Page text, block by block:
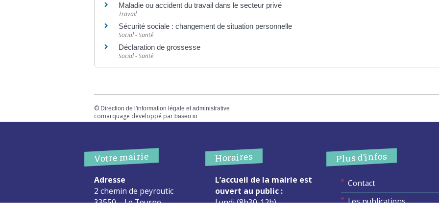
Maladie ou accident du travail dans le secteur privé
Travail
Sécurité sociale : changement de situation personnelle
Social - Santé
Déclaration de grossesse
Social - Santé
© Direction de l'information légale et administrative
comarquage developpé par baseo.io
Votre mairie
Adresse
2 chemin de peyroutic
33550 – Le Tourne
Horaires
L’accueil de la mairie est
ouvert au public :
Lundi (8h30-12h)
Plus d’infos
Contact
Les publications